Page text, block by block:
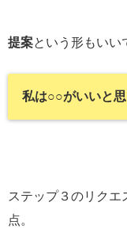
提案という形もいい
私は○○がいいと
ステップ３のリク
点。